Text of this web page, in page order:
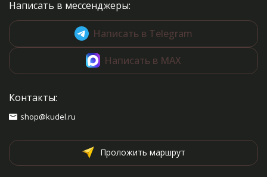
Написать в мессенджеры:
Написать в Telegram
Написать в MAX
Контакты:
shop@kudel.ru
Проложить маршрут